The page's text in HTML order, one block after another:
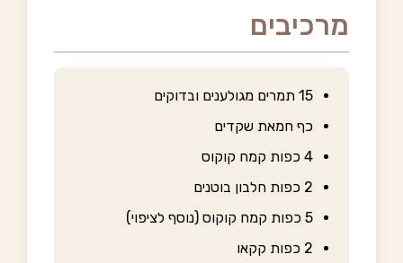
מרכיבים
כף חמאת שקדים